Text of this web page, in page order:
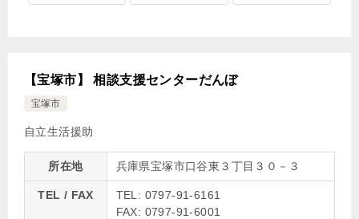
【宝塚市】 相談支援センターだんぼ
宝塚市
自立生活援助
所在地 兵庫県宝塚市口谷東３丁目３０－３
TEL / FAX
TEL: 0797-91-6161
FAX: 0797-91-6001